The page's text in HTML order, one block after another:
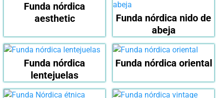
Funda nórdica
aesthetic
Funda nórdica nido de
abeja
Funda nórdica
lentejuelas
Funda nórdica oriental